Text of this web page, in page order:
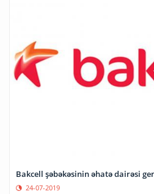
Bakcell şəbəkəsinin əhatə dairəsi
24-07-2019